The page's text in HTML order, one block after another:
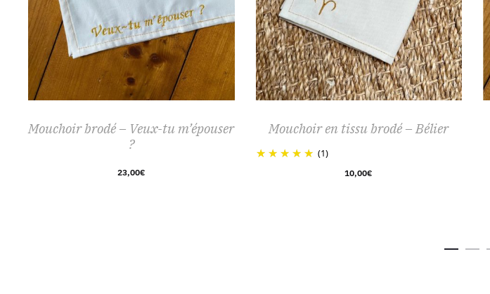
Mouchoir brodé – Veux-tu m’épouser
?
23,00€
Les
Mouchoir en tissu brodé – Bélier
(1)
10,00€